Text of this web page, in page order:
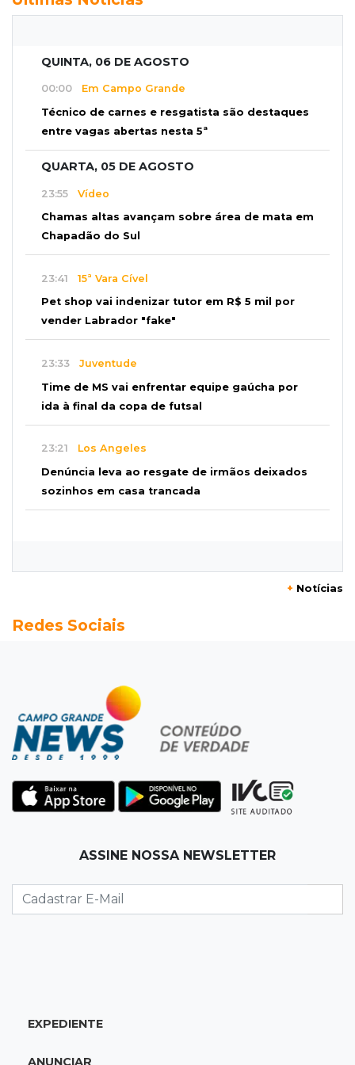
QUINTA, 06 DE AGOSTO
00:00 Em Campo Grande
Técnico de carnes e resgatista são destaques
entre vagas abertas nesta 5ª
QUARTA, 05 DE AGOSTO
23:55 Vídeo
Chamas altas avançam sobre área de mata em
Chapadão do Sul
23:41 15ª Vara Cível
Pet shop vai indenizar tutor em R$ 5 mil por
vender Labrador "fake"
23:33 Juventude
Time de MS vai enfrentar equipe gaúcha por
ida à final da copa de futsal
23:21 Los Angeles
Denúncia leva ao resgate de irmãos deixados
sozinhos em casa trancada
formação de ciclone bomba
23:00Ideb
Chapadão do Sul
Homem é baleado após apontar revólver para
policiais militares
22:42Resumão
Palmeiras e Vasco confirmam vagas nas
Eleitorado aprova teste da urna, mas diz que
colinha será "fundamental"
+ Notícias
Redes Sociais
ASSINE NOSSA NEWSLETTER
EXPEDIENTE
ANUNCIAR